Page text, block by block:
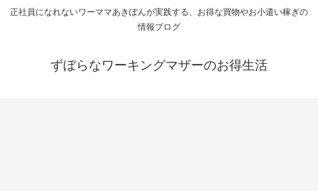
正社員になれないワーママあきぽんが実践する、お得な買物やお小遣い稼ぎの
情報ブログ
ずぼらなワーキングマザーのお得生活